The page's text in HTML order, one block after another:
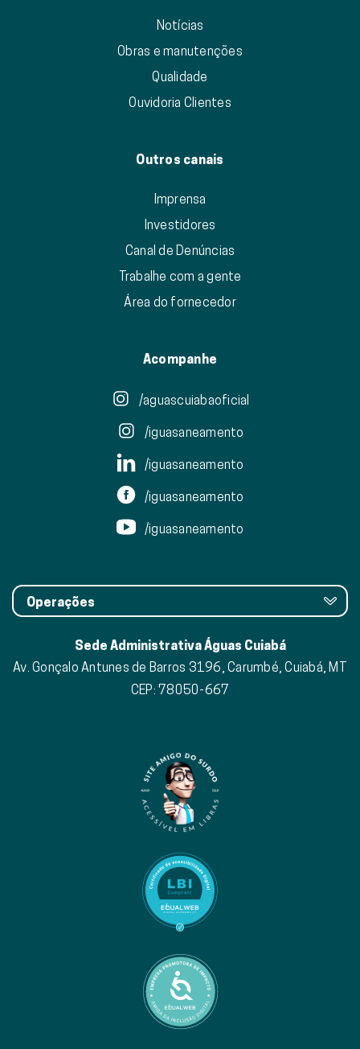
Notícias
Obras e manutenções
Qualidade
Ouvidoria Clientes
Outros canais
Imprensa
Investidores
Canal de Denúncias
Trabalhe com a gente
Área do fornecedor
Acompanhe
/aguascuiabaoficial
/iguasaneamento
/iguasaneamento
/iguasaneamento
/iguasaneamento
Operações
Sede Administrativa Águas Cuiabá
Av. Gonçalo Antunes de Barros 3196, Carumbé, Cuiabá, MT
CEP: 78050-667